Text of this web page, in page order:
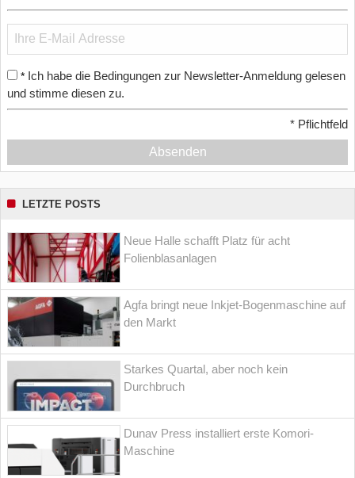
* Ich habe die Bedingungen zur Newsletter-Anmeldung gelesen
und stimme diesen zu.
* Pflichtfeld
Absenden
LETZTE POSTS
Neue Halle schafft Platz für acht
Folienblasanlagen
Agfa bringt neue Inkjet-Bogenmaschine auf
den Markt
Starkes Quartal, aber noch kein
Durchbruch
Dunav Press installiert erste Komori-
Maschine